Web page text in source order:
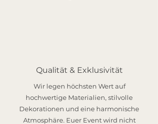
Qualität & Exklusivität
Wir legen höchsten Wert auf
hochwertige Materialien, stilvolle
Dekorationen und eine harmonische
Atmosphäre. Euer Event wird nicht